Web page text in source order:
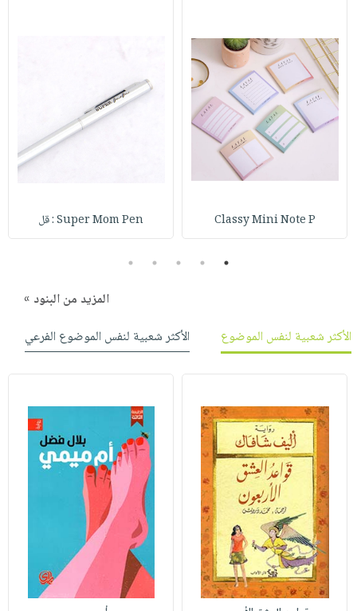
Classy Mini Note P Super Mom Pen : قل
1
2
3
4
5
المزيد من البنود »
الأكثر شعبية لنفس الموضوع
الأكثر شعبية لنفس الموضوع الفرعي